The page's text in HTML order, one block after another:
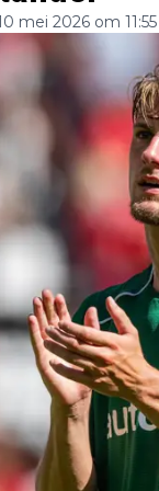
mei 2026 om 11:55